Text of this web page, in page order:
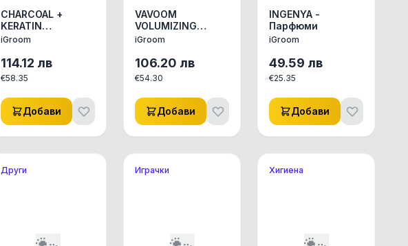
CHARCOAL +
KERATIN
CONDITIONER-
+ КЕРАТИН
iGroom
114.12 лв
€58.35
Добави
VAVOOM
VOLUMIZING
SHAMPOO-
обем на Vavoom
придава плътен и
мек обем на
козината.
iGroom
106.20 лв
€54.30
Добави
INGENYA -
Парфюми
iGroom
49.59 лв
€25.35
Добави
Други Играчки Хигиена